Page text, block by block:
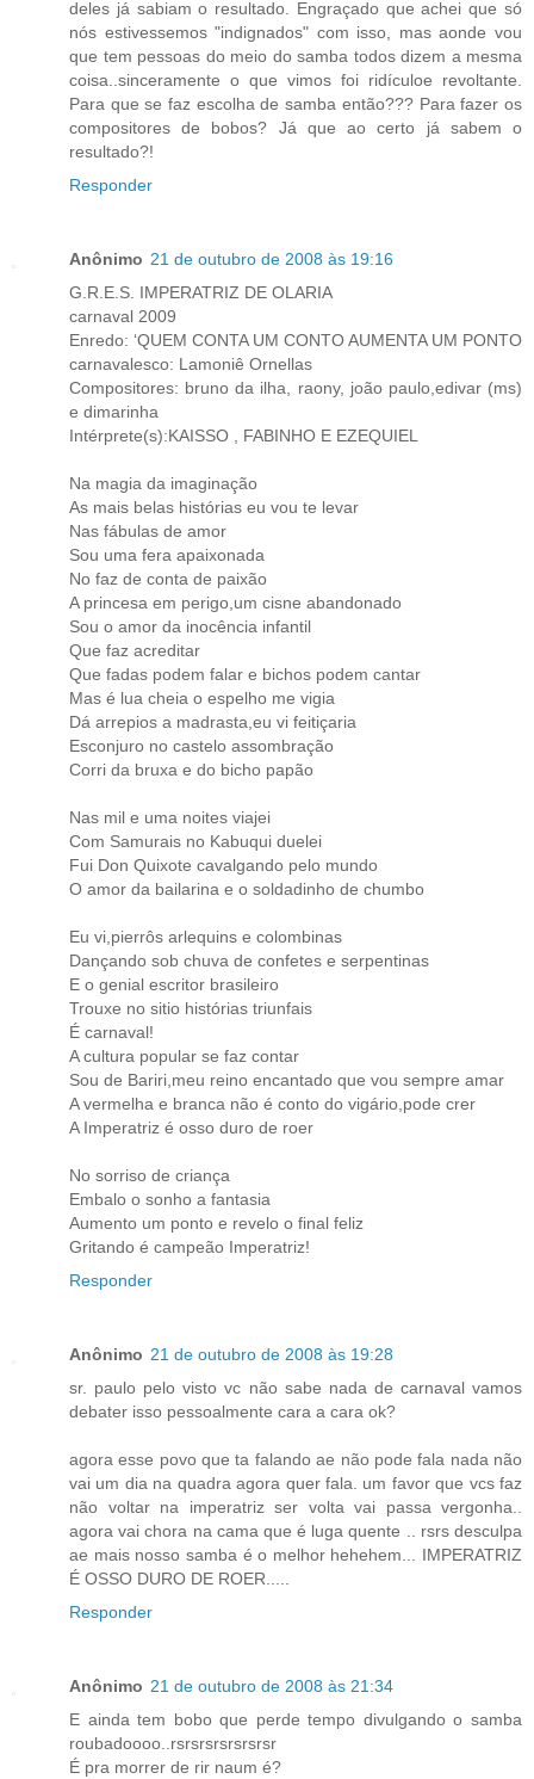
deles já sabiam o resultado. Engraçado que achei que só
nós estivessemos "indignados" com isso, mas aonde vou
que tem pessoas do meio do samba todos dizem a mesma
coisa..sinceramente o que vimos foi ridículoe revoltante.
Para que se faz escolha de samba então??? Para fazer os
compositores de bobos? Já que ao certo já sabem o
resultado?!
Responder
Anônimo 21 de outubro de 2008 às 19:16
G.R.E.S. IMPERATRIZ DE OLARIA
carnaval 2009
Enredo: ‘QUEM CONTA UM CONTO AUMENTA UM PONTO
carnavalesco: Lamoniê Ornellas
Compositores: bruno da ilha, raony, joão paulo,edivar (ms)
e dimarinha
Intérprete(s):KAISSO , FABINHO E EZEQUIEL
Na magia da imaginação
As mais belas histórias eu vou te levar
Nas fábulas de amor
Sou uma fera apaixonada
No faz de conta de paixão
A princesa em perigo,um cisne abandonado
Sou o amor da inocência infantil
Que faz acreditar
Que fadas podem falar e bichos podem cantar
Mas é lua cheia o espelho me vigia
Dá arrepios a madrasta,eu vi feitiçaria
Esconjuro no castelo assombração
Corri da bruxa e do bicho papão
Nas mil e uma noites viajei
Com Samurais no Kabuqui duelei
Fui Don Quixote cavalgando pelo mundo
O amor da bailarina e o soldadinho de chumbo
Eu vi,pierrôs arlequins e colombinas
Dançando sob chuva de confetes e serpentinas
E o genial escritor brasileiro
Trouxe no sitio histórias triunfais
É carnaval!
A cultura popular se faz contar
Sou de Bariri,meu reino encantado que vou sempre amar
A vermelha e branca não é conto do vigário,pode crer
A Imperatriz é osso duro de roer
No sorriso de criança
Embalo o sonho a fantasia
Aumento um ponto e revelo o final feliz
Gritando é campeão Imperatriz!
Responder
Anônimo 21 de outubro de 2008 às 19:28
sr. paulo pelo visto vc não sabe nada de carnaval vamos
debater isso pessoalmente cara a cara ok?
agora esse povo que ta falando ae não pode fala nada não
vai um dia na quadra agora quer fala. um favor que vcs faz
não voltar na imperatriz ser volta vai passa vergonha..
agora vai chora na cama que é luga quente .. rsrs desculpa
ae mais nosso samba é o melhor hehehem... IMPERATRIZ
É OSSO DURO DE ROER.....
Responder
Anônimo 21 de outubro de 2008 às 21:34
E ainda tem bobo que perde tempo divulgando o samba
roubadoooo..rsrsrsrsrsrsrsr
É pra morrer de rir naum é?